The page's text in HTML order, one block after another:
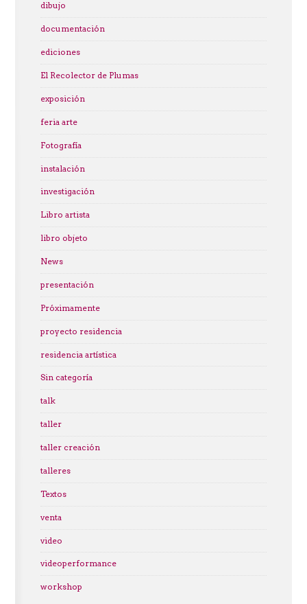
dibujo
documentación
ediciones
El Recolector de Plumas
exposición
feria arte
Fotografía
instalación
investigación
Libro artista
libro objeto
News
presentación
Próximamente
proyecto residencia
residencia artística
Sin categoría
talk
taller
taller creación
talleres
Textos
venta
video
videoperformance
workshop